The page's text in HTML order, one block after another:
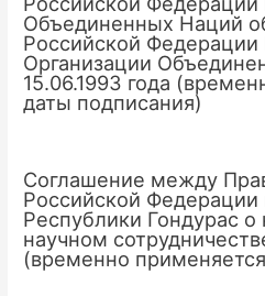
Объединенных Наций
Российской Федерации
Организации
15.06.1993 года
даты подписания)
Соглашение между
Российской Федерации
Республики Гондурас о
научном
(временно